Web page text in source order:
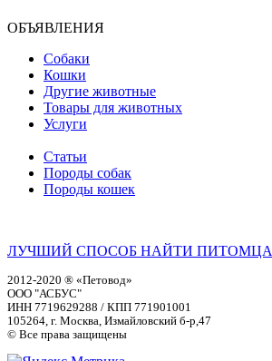
ОБЪЯВЛЕНИЯ
Собаки
Кошки
Другие животные
Товары для животных
Услуги
Статьи
Породы собак
Породы кошек
ЛУЧШИЙ СПОСОБ НАЙТИ ПИТОМЦА
2012-2020 ® «Петовод»
ООО "АСБУС"
ИНН 7719629288 / КПП 771901001
105264, г. Москва, Измайловский б-р,47
© Все права защищены